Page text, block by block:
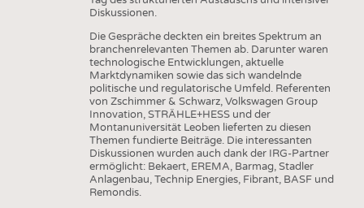
Diskussionen.
Die Gespräche deckten ein breites Spektrum an
branchenrelevanten Themen ab. Darunter waren
technologische Entwicklungen, aktuelle
Marktdynamiken sowie das sich wandelnde
politische und regulatorische Umfeld. Referenten
von Zschimmer & Schwarz, Volkswagen Group
Innovation, STRÄHLE+HESS und der
Montanuniversität Leoben lieferten zu diesen
Themen fundierte Beiträge. Die interessanten
Diskussionen wurden auch dank der IRG-Partner
ermöglicht: Bekaert, EREMA, Barmag, Stadler
Anlagenbau, Technip Energies, Fibrant, BASF und
Remondis.